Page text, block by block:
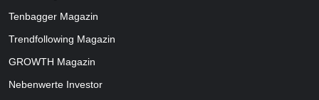
Tenbagger Magazin
Trendfollowing Magazin
GROWTH Magazin
Nebenwerte Investor